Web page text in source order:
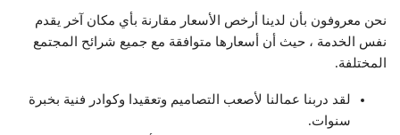
نحن معروفون بأن لدينا أرخص الأسعار مقارنة بأي مكان آخر يقدم
نفس الخدمة ، حيث أن أسعارها متوافقة مع جميع شرائح المجتمع
المختلفة.
لقد دربنا عمالنا لأصعب التصاميم وتعقيدا وكوادر فنية بخبرة
سنوات.